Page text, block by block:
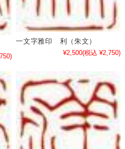
一文字雅印 利（朱文）
¥2,500(税込 ¥2,750)